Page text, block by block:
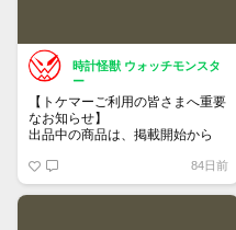
時計怪獣 ウォッチモンスタ
ー
【トケマーご利用の皆さまへ重要
なお知らせ】
出品中の商品は、掲載開始から
「下書き」へ戻ります。
トップページでお気に入り登録が
できるようになりました。
84日前